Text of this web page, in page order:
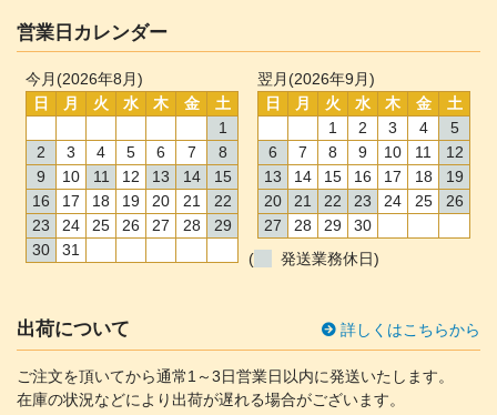
営業日カレンダー
今月(2026年8月)
日
月 火 水 木 金
土
1
2
3 4 5 6 7
8
9
10 11 12 13 14
15
16
17 18 19 20 21
22
23
24 25 26 27 28
29
30
31
翌月(2026年9月)
日
月 火 水 木 金
土
1
2 3 4
5
6
7 8 9 10 11
12
13
14 15 16 17 18
19
20
21 22 23 24 25
26
27
28 29
30
(
発送業務休日)
出荷について 詳しくはこちらから
ご注文を頂いてから通常1～3日営業日以内に発送いたします。
在庫の状況などにより出荷が遅れる場合がございます。